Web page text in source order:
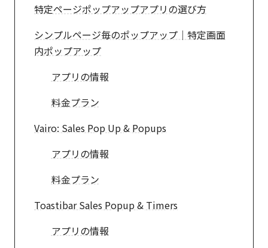
特定ページポップアップアプリの選び方
シンプルページ毎のポップアップ｜特定画面
内ポップアップ
アプリの情報
料金プラン
Vairo: Sales Pop Up & Popups
アプリの情報
料金プラン
Toastibar Sales Popup & Timers
アプリの情報